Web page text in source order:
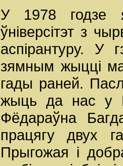
У 1978 годзе
ўніверсітэт з
аспірантуру.
зямным жыцці
гады раней.
жыць да нас у
Фёдараўна
працягу двух
Прыгожая і